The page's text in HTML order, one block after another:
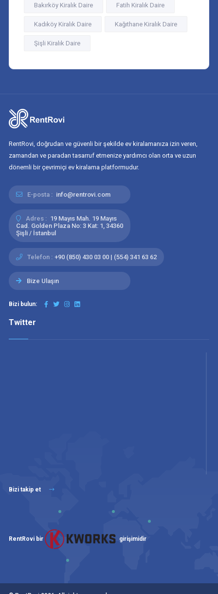
Bakırköy Kiralık Daire Fatih Kiralık Daire
Kadıköy Kiralık Daire Kağıthane Kiralık Daire
Şişli Kiralık Daire
RentRovi, doğrudan ve güvenli bir şekilde ev kiralamanıza izin veren,
zamandan ve paradan tasarruf etmenize yardımcı olan orta ve uzun
dönemli bir çevrimiçi ev kiralama platformudur.
E-posta : info@rentrovi.com
Adres : 19 Mayıs Mah. 19 Mayıs
Cad. Golden Plaza No: 3 Kat: 1, 34360
Şişli / İstanbul
Telefon : +90 (850) 430 03 00 | (554) 341 63 62
Bize Ulaşın
Bizi bulun:
Twitter
Bizi takip et
RentRovi bir girişimidir